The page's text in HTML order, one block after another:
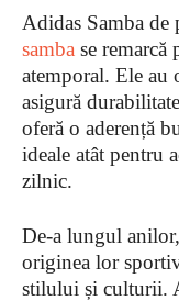
Adidas Samba de
samba se
atemporal. Ele au
asigură
oferă o aderență
ideale atât pentru
zilnic.
De-a lungul
originea lor
stilului și culturii.